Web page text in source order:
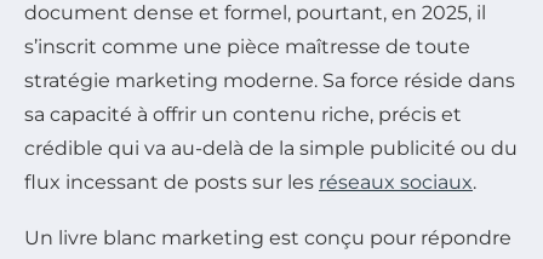
document dense et formel, pourtant, en 2025, il
s’inscrit comme une pièce maîtresse de toute
stratégie marketing moderne. Sa force réside dans
sa capacité à offrir un contenu riche, précis et
crédible qui va au-delà de la simple publicité ou du
flux incessant de posts sur les réseaux sociaux.
Un livre blanc marketing est conçu pour répondre